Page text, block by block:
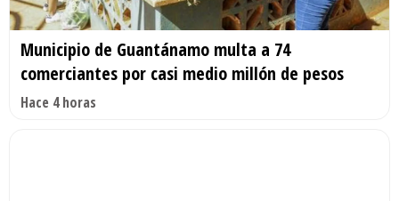
Municipio de Guantánamo multa a 74
comerciantes por casi medio millón de pesos
Hace 4 horas